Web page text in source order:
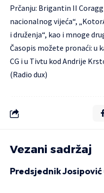
Prčanju: Brigantin II
nacionalnog vijeća“,
i druženja“, kao i mnoge
Časopis možete pronaći: u
CG i u Tivtu kod Andrije
(Radio dux)
Vezani sadržaj
Predsjednik